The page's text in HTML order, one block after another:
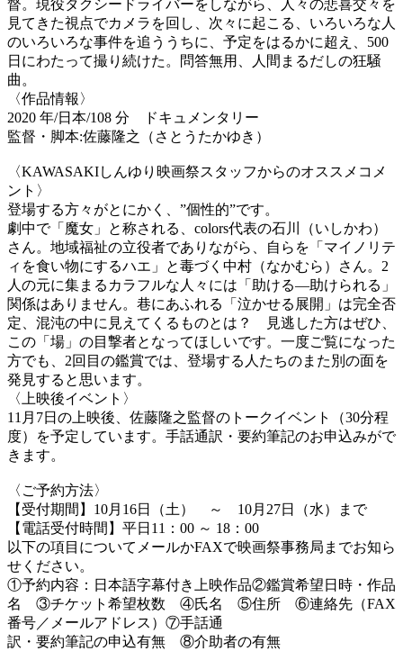
督。現役タクシードライバーをしながら、人々の悲喜交々を
見てきた視点でカメラを回し、次々に起こる、いろいろな人
のいろいろな事件を追ううちに、予定をはるかに超え、500
日にわたって撮り続けた。問答無用、人間まるだしの狂騒
曲。
〈作品情報〉
2020 年/日本/108 分 ドキュメンタリー
監督・脚本:佐藤隆之（さとうたかゆき）
〈KAWASAKIしんゆり映画祭スタッフからのオススメコメ
ント〉
登場する方々がとにかく、”個性的”です。
劇中で「魔女」と称される、colors代表の石川（いしかわ）
さん。地域福祉の立役者でありながら、自らを「マイノリテ
ィを食い物にするハエ」と毒づく中村（なかむら）さん。2
人の元に集まるカラフルな人々には「助ける―助けられる」
関係はありません。巷にあふれる「泣かせる展開」は完全否
定、混沌の中に見えてくるものとは？ 見逃した方はぜひ、
この「場」の目撃者となってほしいです。一度ご覧になった
方でも、2回目の鑑賞では、登場する人たちのまた別の面を
発見すると思います。
〈上映後イベント〉
11月7日の上映後、佐藤隆之監督のトークイベント（30分程
度）を予定しています。手話通訳・要約筆記のお申込みがで
きます。
〈ご予約方法〉
【受付期間】10月16日（土） ～ 10月27日（水）まで
【電話受付時間】平日11：00 ～ 18：00
以下の項目についてメールかFAXで映画祭事務局までお知ら
せください。
①予約内容：日本語字幕付き上映作品②鑑賞希望日時・作品
名 ③チケット希望枚数 ④氏名 ⑤住所 ⑥連絡先（FAX
番号／メールアドレス）⑦手話通
訳・要約筆記の申込有無 ⑧介助者の有無